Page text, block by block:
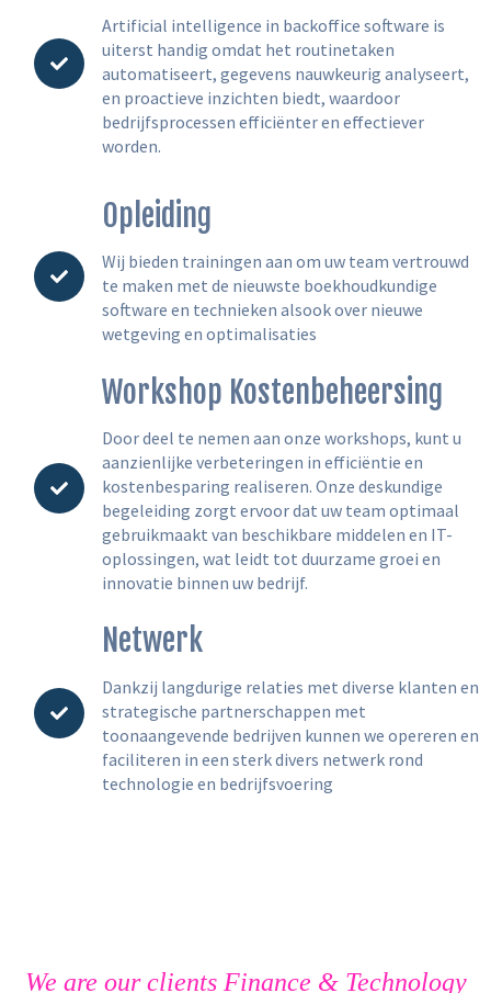
Artificial intelligence in backoffice software is
uiterst handig omdat het routinetaken
automatiseert, gegevens nauwkeurig analyseert,
en proactieve inzichten biedt, waardoor
bedrijfsprocessen efficiënter en effectiever
worden.
Opleiding
Wij bieden trainingen aan om uw team vertrouwd
te maken met de nieuwste boekhoudkundige
software en technieken alsook over nieuwe
wetgeving en optimalisaties
Workshop Kostenbeheersing
Door deel te nemen aan onze workshops, kunt u
aanzienlijke verbeteringen in efficiëntie en
kostenbesparing realiseren. Onze deskundige
begeleiding zorgt ervoor dat uw team optimaal
gebruikmaakt van beschikbare middelen en IT-
oplossingen, wat leidt tot duurzame groei en
innovatie binnen uw bedrijf.
Netwerk
Dankzij langdurige relaties met diverse klanten en
strategische partnerschappen met
toonaangevende bedrijven kunnen we opereren en
faciliteren in een sterk divers netwerk rond
technologie en bedrijfsvoering
We are our clients Finance & Technology